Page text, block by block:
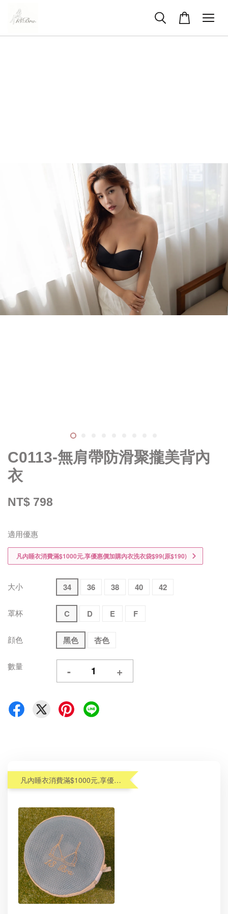
C0113-無肩帶防滑聚攏美背內
衣
NT$ 798
適用優惠
凡內睡衣消費滿$1000元,享優惠價加購內衣洗衣袋$99(原$190)
大小 34 36 38 40 42
罩杯 C D E F
顔色 黑色 杏色
數量 - +
凡內睡衣消費滿$1000元,享優惠價加購內衣洗衣袋$99(原$190)